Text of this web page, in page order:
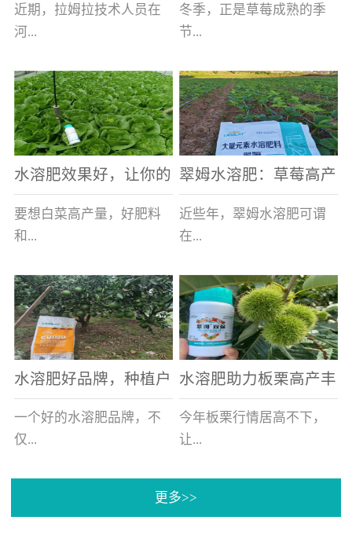
老棚土好产量高
近期，拉姆拉技术人员在
河...
南走访时，发现当地许多
蔬菜产区，老棚数量占多
数，连年的重茬、土壤板
结等原因，导致土壤差，
作物根系...
植户指名要使用
冬季，正是草莓成熟的季
节...
，也是山东窦大哥开心的
时刻，从一大早接到收购
商的电话，就开始在草莓
大棚里忙碌。为什么窦大
哥家的草...
水溶肥效果好，让你的
白菜增产不是问题
要想白菜高产量，好肥料
和...
好的技术管理缺一不可，
相信广大白菜种植户们都
深有体会。今天就一起来
看看，什么样的水溶肥可
以让你的...
翠姆水溶肥：草莓高产
的好帮手
近些年，翠姆水溶肥可谓
在...
河北草莓区域话题不减，
不但在草莓上表现效果明
显，使用的种植户更是越
来越多。今天，借此机
会，一起来...
水溶肥好品牌，种植户
纷纷为“翠姆“点赞
一个好的水溶肥品牌，不
仅...
帮助作物增产增收，更要
水溶肥助力板栗高产丰
产
今年板栗行情居高不下，
让...
许多板栗种植户都获得了
更多>>